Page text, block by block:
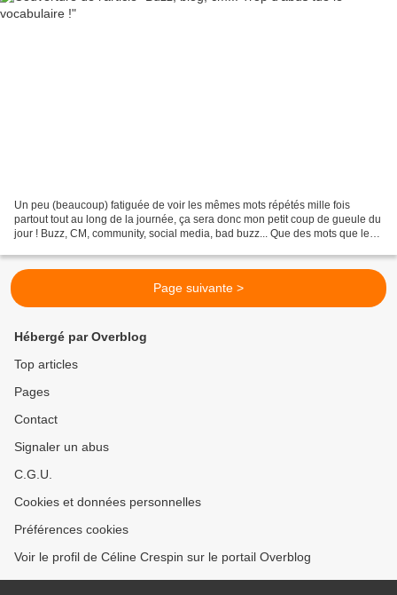
Un peu (beaucoup) fatiguée de voir les mêmes mots répétés mille fois
partout tout au long de la journée, ça sera donc mon petit coup de gueule du
jour ! Buzz, CM, community, social media, bad buzz... Que des mots que le
Page suivante >
Hébergé par Overblog
Top articles
Pages
Contact
Signaler un abus
C.G.U.
Cookies et données personnelles
Préférences cookies
Voir le profil de Céline Crespin sur le portail Overblog